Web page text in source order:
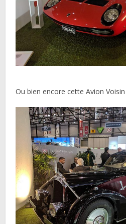
Ou bien encore cette Avion